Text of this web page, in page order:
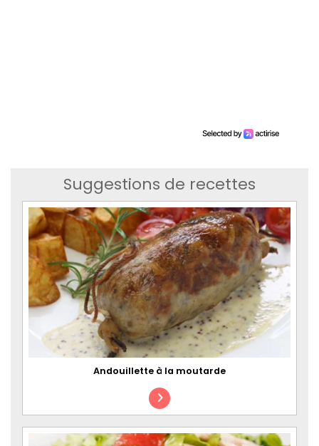
Suggestions de recettes
Andouillette à la moutarde